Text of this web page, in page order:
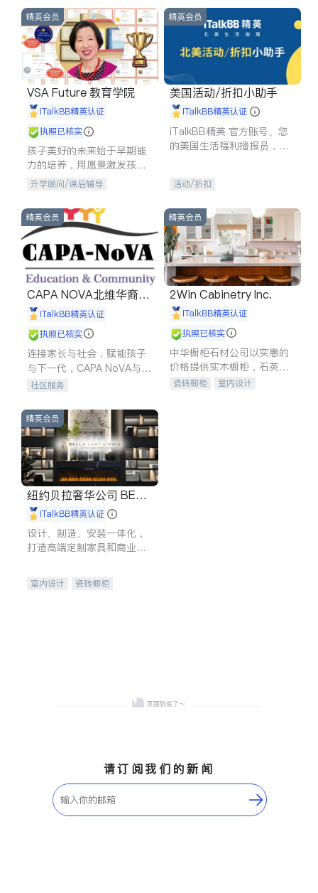
精英会员
VSA Future 教育学院
iTalkBB精英认证
执照已核实
孩子美好的未来始于早期能
力的培养，用愿景激发孩子
的学习潜力和动力。理念：
石。
升学顾问/课后辅导
精英会员
美国活动/折扣小助手
iTalkBB精英认证
iTalkBB精英 官方账号。您
的美国生活福利播报员，精
专属福利。
活动/折扣
精英会员
CAPA NOVA北维华裔家
长会iTalkBB精英认证
执照已核实
连接家长与社会，赋能孩子
与下一代，CAPA NoVA与您
携手建设包容、公平、充满
社区服务
精英会员
2Win Cabinetry Inc.
iTalkBB精英认证
执照已核实
中华橱柜石材公司以实惠的
价格提供实木橱柜，石英石
台面，多种优质不锈钢水
瓷砖橱柜
室内设计
精英会员
纽约贝拉奢华公司 BELL
A LUXE
iTalkBB精英认证
设计、制造、安装一体化，
打造高端定制家具和商业空
室内设计
瓷砖橱柜
请订阅我们的新闻